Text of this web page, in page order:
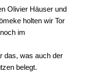
Olivier Häuser und
holten wir Tor
im
das, was auch der
belegt.